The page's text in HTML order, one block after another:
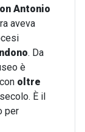
Antonio
aveva
. Da
è
oltre
È il
per